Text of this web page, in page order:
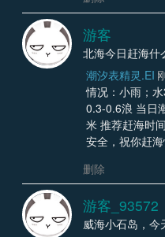
游客
北海今日赶海什
潮汐表精灵.EI
情况：小雨；
0.3-0.6浪 当日
米 推荐赶海时
安全，祝你赶海
删除
游客_93572
威海小石岛，今